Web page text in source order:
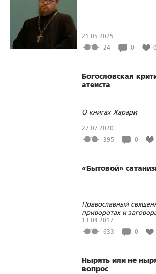
21.05.2025
24
0 0
Богословская
атеиста
О книгах Харари
27.07.2020
395
0
«Бытовой»
Православный
приворотах и
13.04.2017
633
0
Нырять или не
вопрос